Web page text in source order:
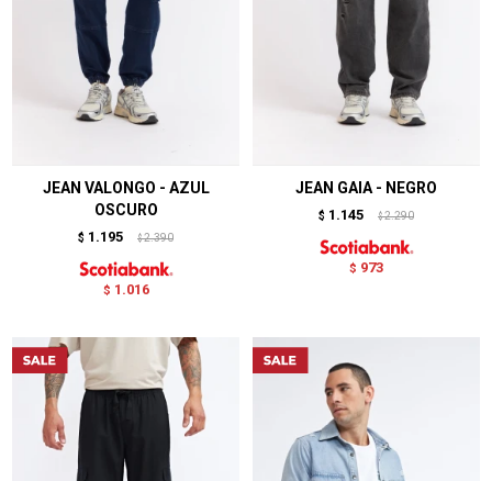
JEAN VALONGO - AZUL
OSCURO
$ 1.195 $ 2.390
$ 1.016
JEAN GAIA - NEGRO
$ 1.145 $ 2.290
$ 973